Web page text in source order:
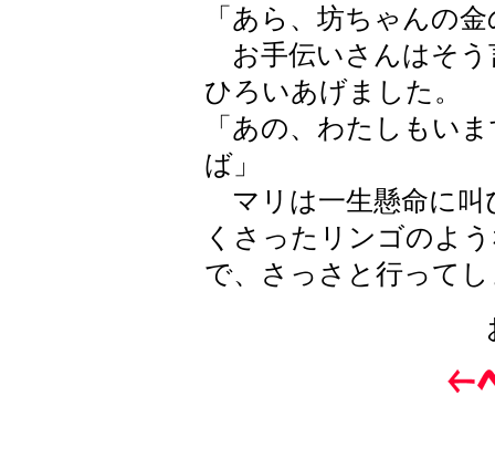
「あら、坊ちゃんの
お手伝いさんはそう
ひろいあげました。
「あの、わたしもい
ば」
マリは一生懸命に叫
くさったリンゴのよ
で、さっさと行って